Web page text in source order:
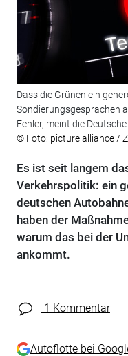
Dass die Grünen ein
Sondierungsgesprächen
Fehler, meint die
© Foto: picture alliance /
Es ist seit langem
Verkehrspolitik: ein
deutschen
haben der
warum das bei der
ankommt.
1 Kommentar
Autoflotte bei